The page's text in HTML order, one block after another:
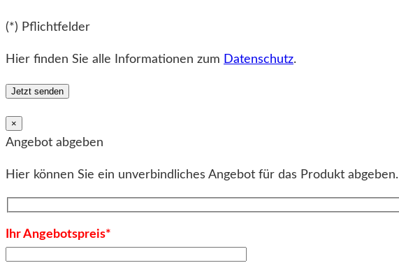
(*) Pflichtfelder
Hier finden Sie alle Informationen zum Datenschutz.
×
Angebot abgeben
Hier können Sie ein unverbindliches Angebot für das Produkt abgeben.
Ihr Angebotspreis*